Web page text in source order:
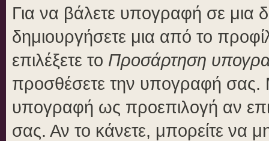
Για να βάλετε υπογραφή σε μια
δημιουργήσετε μια από το
επιλέξετε το Προσάρτηση
προσθέσετε την υπογραφή σας.
υπογραφή ως προεπιλογή αν
σας. Αν το κάνετε, μπορείτε να